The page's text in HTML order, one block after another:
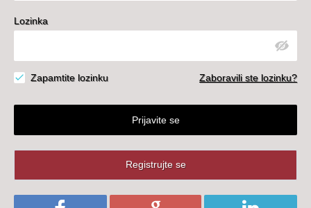
Lozinka
Zapamtite lozinku Zaboravili ste lozinku?
Prijavite se
Registrujte se